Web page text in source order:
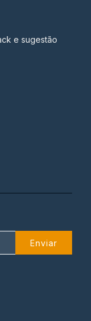
e sugestão
Enviar